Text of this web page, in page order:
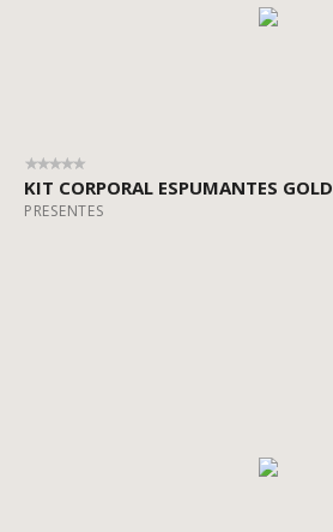
KIT CORPORAL ESPUMANTES GOLD
PRESENTES